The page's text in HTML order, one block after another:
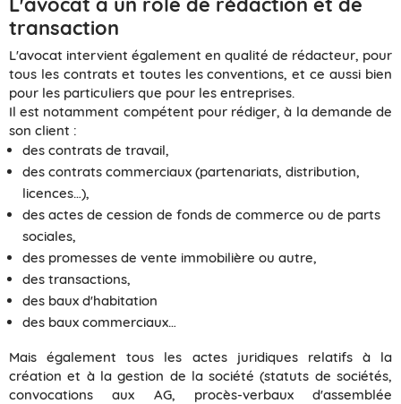
transaction
L'avocat intervient également en qualité de rédacteur, pour
tous les contrats et toutes les conventions, et ce aussi bien
pour les particuliers que pour les entreprises.
Il est notamment compétent pour rédiger, à la demande de
son client :
des contrats de travail,
des contrats commerciaux (partenariats, distribution,
licences…),
des actes de cession de fonds de commerce ou de parts
sociales,
des promesses de vente immobilière ou autre,
des transactions,
des baux d'habitation
des baux commerciaux…
Mais également tous les actes juridiques relatifs à la
création et à la gestion de la société (statuts de sociétés,
convocations aux AG, procès-verbaux d'assemblée